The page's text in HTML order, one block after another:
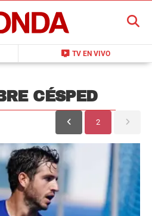
live_tv TV EN VIVO
BUSCAR
CÉSPED
2